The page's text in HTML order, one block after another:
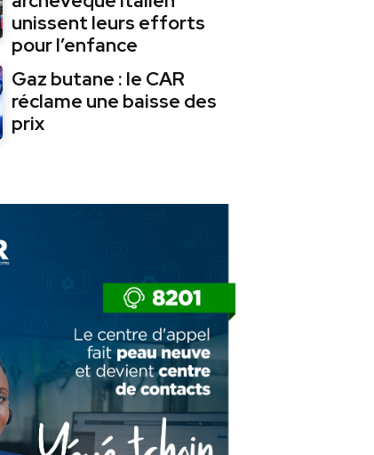
unissent leurs efforts
pour l’enfance
Gaz butane : le CAR
réclame une baisse des
prix